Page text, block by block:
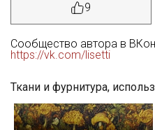
9
Сообщество автора в
https://vk.com/lisetti
Ткани и фурнитура,